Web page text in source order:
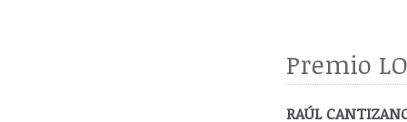
Premio
RAÚL